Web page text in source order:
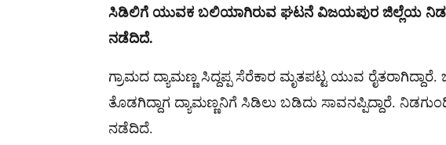
ಸಿಡಿಲಿಗೆ ಯುವಕ ಬಲಿಯಾಗಿರುವ ಘಟನೆ ವಿಜಯಪುರ ಜಿಲ್ಲೆಯ
ನಡೆದಿದೆ.
ಗ್ರಾಮದ ದ್ಯಾಮಣ್ಣ ಸಿದ್ದಪ್ಪ ಸೆರೆಕಾರ ಮೃತಪಟ್ಟ ಯುವ
ತೊಡಗಿದ್ದಾಗ ದ್ಯಾಮಣ್ಣನಿಗೆ ಸಿಡಿಲು ಬಡಿದು ಸಾವನಪ್ಪಿದ್ದಾರೆ.
ನಡೆದಿದೆ.